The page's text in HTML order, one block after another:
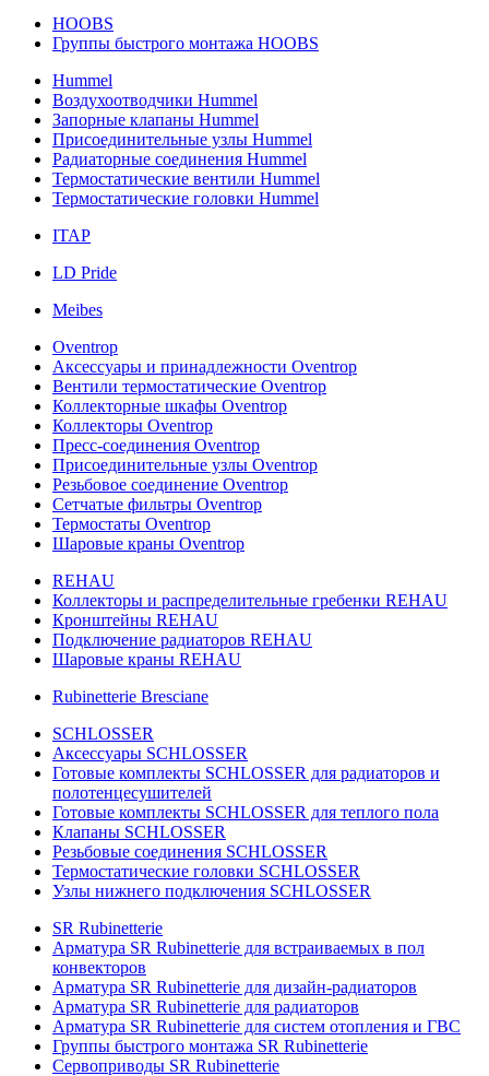
HOOBS
Группы быстрого монтажа HOOBS
Hummel
Воздухоотводчики Hummel
Запорные клапаны Hummel
Присоединительные узлы Hummel
Радиаторные соединения Hummel
Термостатические вентили Hummel
Термостатические головки Hummel
ITAP
LD Pride
Meibes
Oventrop
Аксессуары и принадлежности Oventrop
Вентили термостатические Oventrop
Коллекторные шкафы Oventrop
Коллекторы Oventrop
Пресс-соединения Oventrop
Присоединительные узлы Oventrop
Резьбовое соединение Oventrop
Сетчатые фильтры Oventrop
Термостаты Oventrop
Шаровые краны Oventrop
REHAU
Коллекторы и распределительные гребенки REHAU
Кронштейны REHAU
Подключение радиаторов REHAU
Шаровые краны REHAU
Rubinetterie Bresciane
SCHLOSSER
Аксессуары SCHLOSSER
Готовые комплекты SCHLOSSER для радиаторов и
полотенцесушителей
Готовые комплекты SCHLOSSER для теплого пола
Клапаны SCHLOSSER
Резьбовые соединения SCHLOSSER
Термостатические головки SCHLOSSER
Узлы нижнего подключения SCHLOSSER
SR Rubinetterie
Арматура SR Rubinetterie для встраиваемых в пол
конвекторов
Арматура SR Rubinetterie для дизайн-радиаторов
Арматура SR Rubinetterie для радиаторов
Арматура SR Rubinetterie для систем отопления и ГВС
Группы быстрого монтажа SR Rubinetterie
Сервоприводы SR Rubinetterie